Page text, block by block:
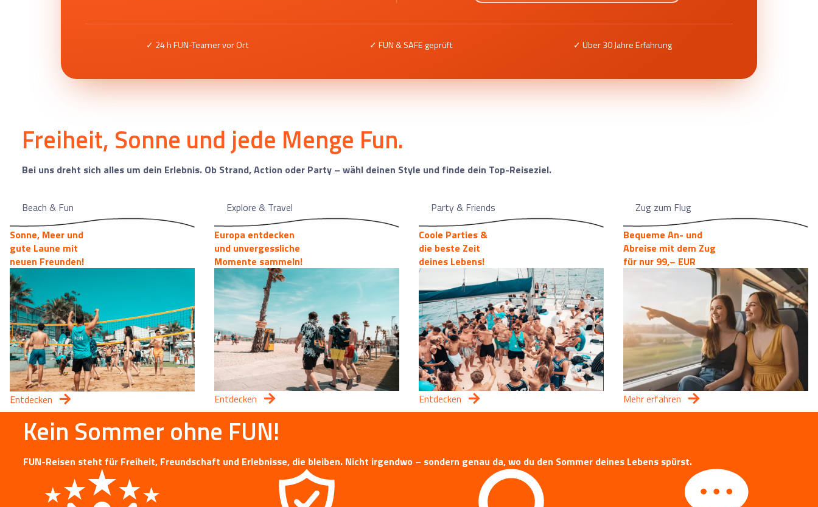
✓ 24 h FUN-Teamer vor Ort ✓ FUN & SAFE geprüft ✓ Über 30 Jahre Erfahrung
Freiheit, Sonne und jede Menge Fun.
Bei uns dreht sich alles um dein Erlebnis. Ob Strand, Action oder Party – wähl deinen Style und finde dein Top-Reiseziel.
Beach & Fun
Sonne, Meer und
gute Laune mit
neuen Freunden!
Entdecken
Explore & Travel
Europa entdecken
und unvergessliche
Momente sammeln!
Entdecken
Party & Friends
Coole Parties &
die beste Zeit
deines Lebens!
Entdecken
Zug zum Flug
Bequeme An- und
Abreise mit dem Zug
für nur 99,– EUR
Mehr erfahren
Kein Sommer ohne FUN!
FUN-Reisen steht für Freiheit, Freundschaft und Erlebnisse, die bleiben. Nicht irgendwo – sondern genau da, wo du den Sommer deines Lebens spürst.